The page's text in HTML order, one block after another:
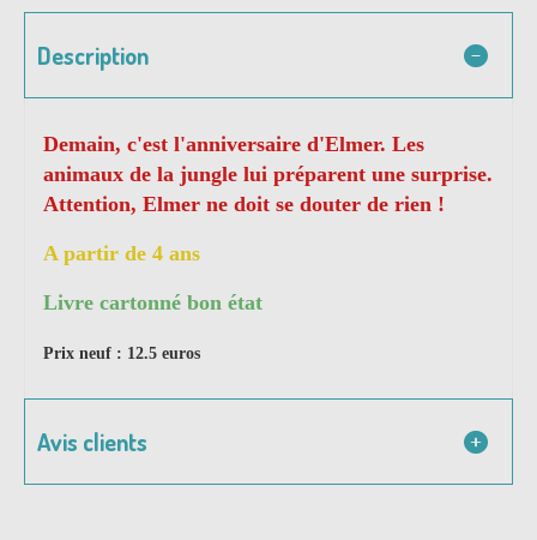
Description
Demain, c'est l'anniversaire d'Elmer. Les
animaux de la jungle lui préparent une surprise.
Attention, Elmer ne doit se douter de rien !
A partir de 4 ans
Livre cartonné bon état
Prix neuf : 12.5 euros
Avis clients